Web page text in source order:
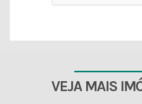
VEJA MAIS